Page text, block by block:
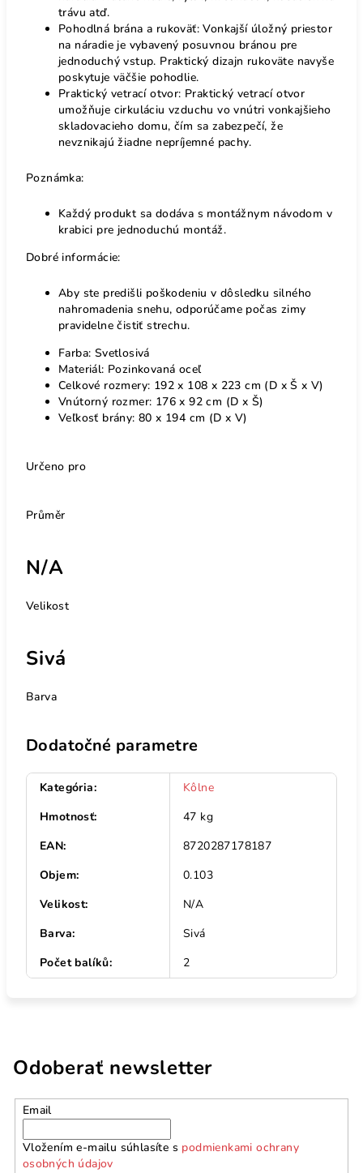
trávu atď.
Pohodlná brána a rukoväť: Vonkajší úložný priestor
na náradie je vybavený posuvnou bránou pre
jednoduchý vstup. Praktický dizajn rukoväte navyše
poskytuje väčšie pohodlie.
Praktický vetrací otvor: Praktický vetrací otvor
umožňuje cirkuláciu vzduchu vo vnútri vonkajšieho
skladovacieho domu, čím sa zabezpečí, že
nevznikajú žiadne nepríjemné pachy.
Poznámka:
Každý produkt sa dodáva s montážnym návodom v
krabici pre jednoduchú montáž.
Dobré informácie:
Aby ste predišli poškodeniu v dôsledku silného
nahromadenia snehu, odporúčame počas zimy
pravidelne čistiť strechu.
Farba: Svetlosivá
Materiál: Pozinkovaná oceľ
Celkové rozmery: 192 x 108 x 223 cm (D x Š x V)
Vnútorný rozmer: 176 x 92 cm (D x Š)
Veľkosť brány: 80 x 194 cm (D x V)
Určeno pro
Průměr
N/A
Velikost
Sivá
Barva
Dodatočné parametre
Kategória:
Kôlne
Hmotnosť:
47 kg
EAN:
8720287178187
Objem:
0.103
Velikost:
N/A
Barva:
Sivá
Počet balíků: 2
Odoberať newsletter
Email
Vložením e-mailu súhlasíte s podmienkami ochrany
osobných údajov